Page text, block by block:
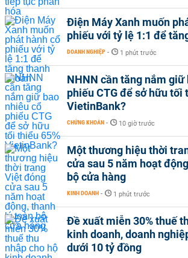
Điện Máy Xanh muốn
phiếu với tỷ lệ 1:1 để
DOANH NGHIỆP - 1 phút trước
NHNN cần tăng nắm giữ
phiếu CTG để sở hữu tối
VietinBank?
CHỨNG KHOÁN - 10 giờ trước
Một thương hiệu thời
cửa sau 5 năm hoạt
bộ cửa hàng
KINH DOANH - 1 phút trước
Đề xuất miễn 30% thuế
kinh doanh, doanh
dưới 10 tỷ đồng